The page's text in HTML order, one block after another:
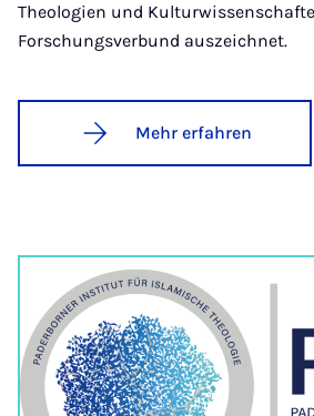
Theologien und
Forschungsverbund auszeichnet.
Mehr erfahren